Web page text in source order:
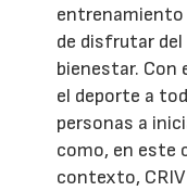
entrenamiento
de disfrutar
bienestar. Con
el deporte a
personas a
como, en este
contexto,